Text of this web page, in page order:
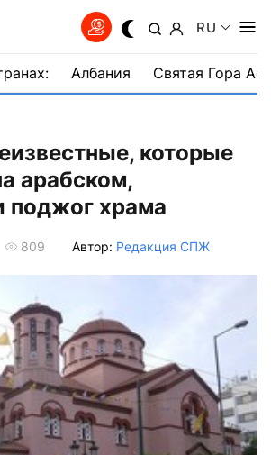
RU
Албания Святая Гора
которые
арабском,
поджог храма
809 Автор: Редакция СПЖ